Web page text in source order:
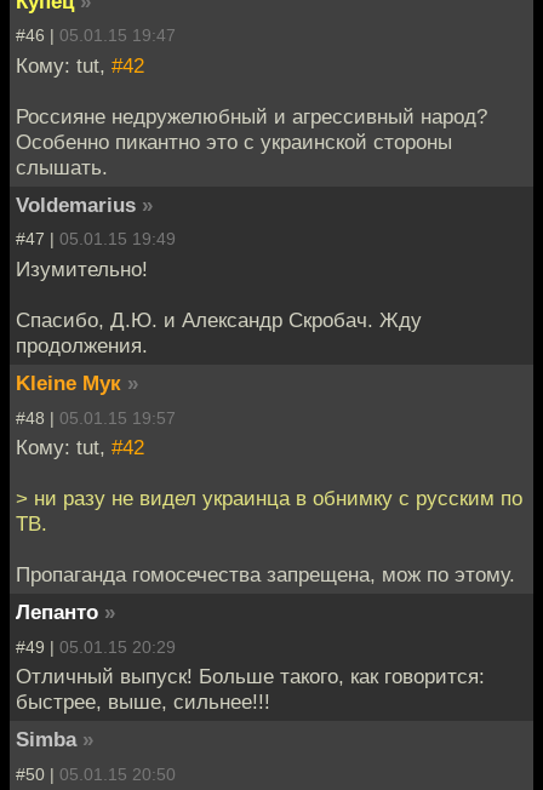
#46 | 05.01.15 19:47
Кому: tut, #42
Россияне недружелюбный и агрессивный народ?
Особенно пикантно это с украинской стороны
слышать.
Voldemarius »
#47 | 05.01.15 19:49
Изумительно!
Спасибо, Д.Ю. и Александр Скробач. Жду
продолжения.
Kleine Мук »
#48 | 05.01.15 19:57
Кому: tut, #42
> ни разу не видел украинца в обнимку с русским по
ТВ.
Пропаганда гомосечества запрещена, мож по этому.
Лепанто »
#49 | 05.01.15 20:29
Отличный выпуск! Больше такого, как говорится:
быстрее, выше, сильнее!!!
Simba »
#50 | 05.01.15 20:50